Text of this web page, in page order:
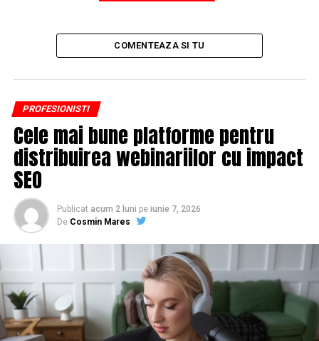
COMENTEAZA SI TU
PROFESIONISTI
Cele mai bune platforme pentru
distribuirea webinariilor cu impact
SEO
Publicat acum 2 luni pe iunie 7, 2026
De Cosmin Mares